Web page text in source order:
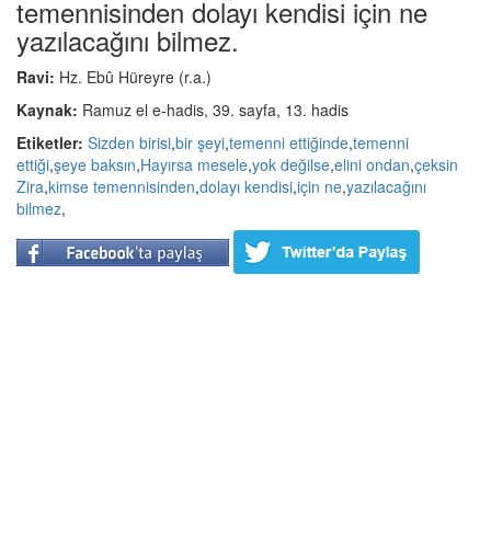
temennisinden dolayı kendisi için ne
yazılacağını bilmez.
Ravi: Hz. Ebû Hüreyre (r.a.)
Kaynak: Ramuz el e-hadis, 39. sayfa, 13. hadis
Etiketler: Sizden birisi,bir şeyi,temenni ettiğinde,temenni
ettiği,şeye baksın,Hayırsa mesele,yok değilse,elini ondan,çeksin
Zira,kimse temennisinden,dolayı kendisi,için ne,yazılacağını
bilmez,